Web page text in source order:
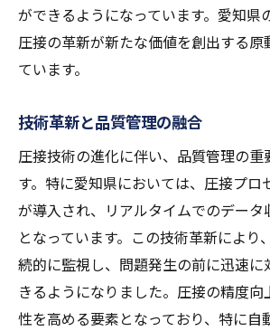
ができるようになっています。愛知県
圧接の革新が新たな価値を創出する原
ています。
技術革新と品質管理の融合
圧接技術の進化に伴い、品質管理の重
す。特に愛知県においては、圧接プロ
が導入され、リアルタイムでのデータ
となっています。この技術革新により
続的に監視し、問題発生の前に迅速に
きるようになりました。圧接の精度
性を高める要素となっており、特に自